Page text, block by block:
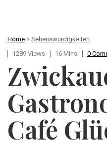
Home > Sehenswürdigkeiten
1289 Views
16 Mins 0
Café